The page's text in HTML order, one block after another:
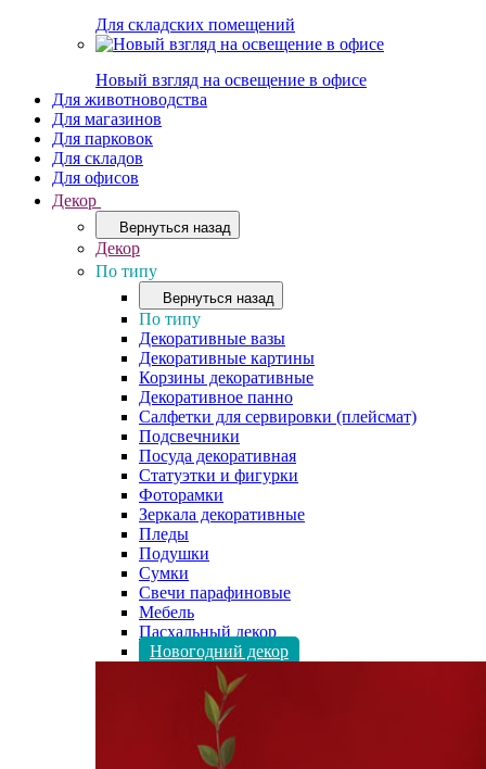
Для складских помещений
Новый взгляд на освещение в офисе
Для животноводства
Для магазинов
Для парковок
Для складов
Для офисов
Декор
Вернуться назад
Декор
По типу
Вернуться назад
По типу
Декоративные вазы
Декоративные картины
Корзины декоративные
Декоративное панно
Салфетки для сервировки (плейсмат)
Подсвечники
Посуда декоративная
Статуэтки и фигурки
Фоторамки
Зеркала декоративные
Пледы
Подушки
Сумки
Свечи парафиновые
Мебель
Пасхальный декор
Новогодний декор